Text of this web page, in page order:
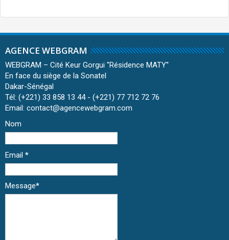
AGENCE WEBGRAM
WEBGRAM – Cité Keur Gorgui ''Résidence MATY''
En face du siège de la Sonatel
Dakar-Sénégal
Tél: (+221) 33 858 13 44 - (+221) 77 712 72 76
Email: contact@agencewebgram.com
Nom
Email *
Message*